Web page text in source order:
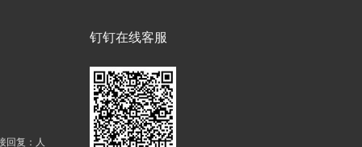
回复：人
钉钉在线客服